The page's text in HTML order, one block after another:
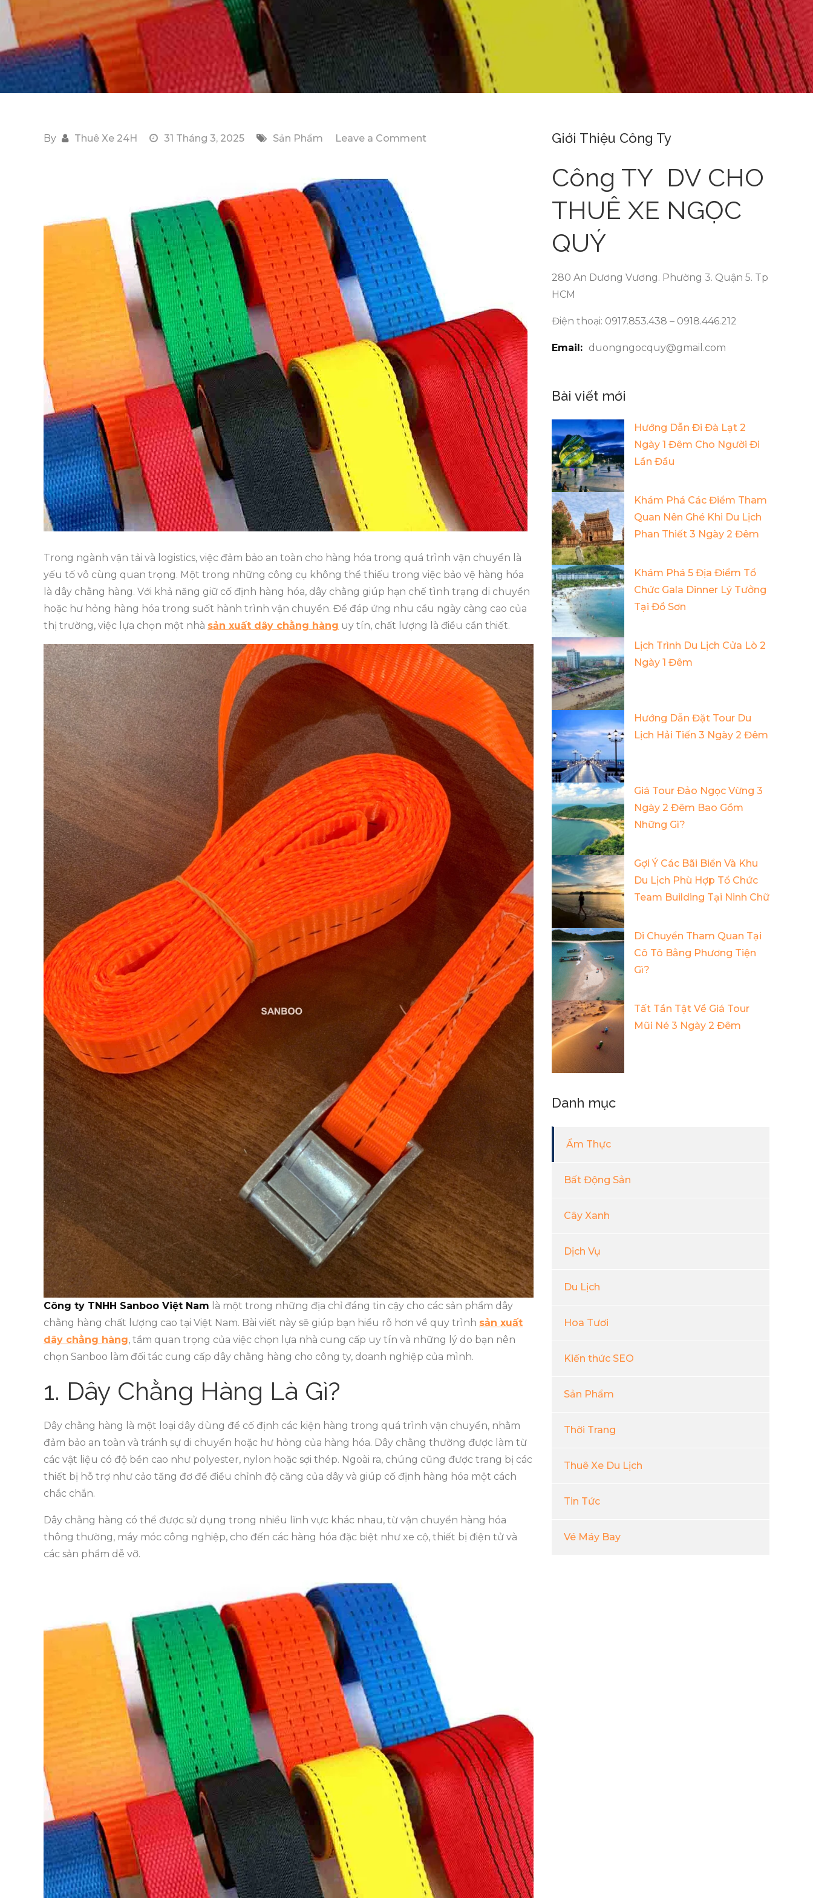
By Thuê Xe 24H 31 Tháng 3, 2025 Sản Phẩm Leave a Comment
Đáng
Tin
Cậy
Tại
Việt
Trong ngành vận tải và logistics, việc đảm bảo an toàn cho hàng hóa trong quá trình vận chuyển là
yếu tố vô cùng quan trọng. Một trong những công cụ không thể thiếu trong việc bảo vệ hàng hóa
là dây chằng hàng. Với khả năng giữ cố định hàng hóa, dây chằng giúp hạn chế tình trạng di chuyển
hoặc hư hỏng hàng hóa trong suốt hành trình vận chuyển. Để đáp ứng nhu cầu ngày càng cao của
thị trường, việc lựa chọn một nhà sản xuất dây chằng hàng uy tín, chất lượng là điều cần thiết.
Công ty TNHH Sanboo Việt Nam là một trong những địa chỉ đáng tin cậy cho các sản phẩm dây
chằng hàng chất lượng cao tại Việt Nam. Bài viết này sẽ giúp bạn hiểu rõ hơn về quy trình sản xuất
dây chằng hàng, tầm quan trọng của việc chọn lựa nhà cung cấp uy tín và những lý do bạn nên
chọn Sanboo làm đối tác cung cấp dây chằng hàng cho công ty, doanh nghiệp của mình.
1. Dây Chằng Hàng Là Gì?
Dây chằng hàng là một loại dây dùng để cố định các kiện hàng trong quá trình vận chuyển, nhằm
đảm bảo an toàn và tránh sự di chuyển hoặc hư hỏng của hàng hóa. Dây chằng thường được làm từ
các vật liệu có độ bền cao như polyester, nylon hoặc sợi thép. Ngoài ra, chúng cũng được trang bị các
thiết bị hỗ trợ như cảo tăng đơ để điều chỉnh độ căng của dây và giúp cố định hàng hóa một cách
chắc chắn.
Dây chằng hàng có thể được sử dụng trong nhiều lĩnh vực khác nhau, từ vận chuyển hàng hóa
thông thường, máy móc công nghiệp, cho đến các hàng hóa đặc biệt như xe cộ, thiết bị điện tử và
các sản phẩm dễ vỡ.
Giới Thiệu Công Ty
Công TY DV CHO
THUÊ XE NGỌC
QUÝ
280 An Dương Vương. Phường 3. Quận 5. Tp
HCM
Điện thoại: 0917.853.438 – 0918.446.212
Email: duongngocquy@gmail.com
Bài viết mới
Hướng Dẫn Đi Đà Lạt 2
Ngày 1 Đêm Cho Người Đi
Lần Đầu
Khám Phá Các Điểm Tham
Quan Nên Ghé Khi Du Lịch
Phan Thiết 3 Ngày 2 Đêm
Khám Phá 5 Địa Điểm Tổ
Chức Gala Dinner Lý Tưởng
Tại Đồ Sơn
Lịch Trình Du Lịch Cửa Lò 2
Ngày 1 Đêm
Hướng Dẫn Đặt Tour Du
Lịch Hải Tiến 3 Ngày 2 Đêm
Giá Tour Đảo Ngọc Vừng 3
Ngày 2 Đêm Bao Gồm
Những Gì?
Gợi Ý Các Bãi Biển Và Khu
Du Lịch Phù Hợp Tổ Chức
Team Building Tại Ninh Chữ
Di Chuyển Tham Quan Tại
Cô Tô Bằng Phương Tiện
Gì?
Tất Tần Tật Về Giá Tour
Mũi Né 3 Ngày 2 Đêm
Danh mục
Ẩm Thực
Bất Động Sản
Cây Xanh
Dịch Vụ
Du Lịch
Hoa Tươi
Kiến thức SEO
Sản Phẩm
Thời Trang
Thuê Xe Du Lịch
Tin Tức
Vé Máy Bay